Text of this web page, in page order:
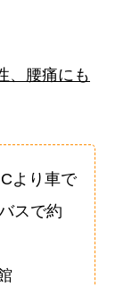
、腰痛にも
より車で
スで約